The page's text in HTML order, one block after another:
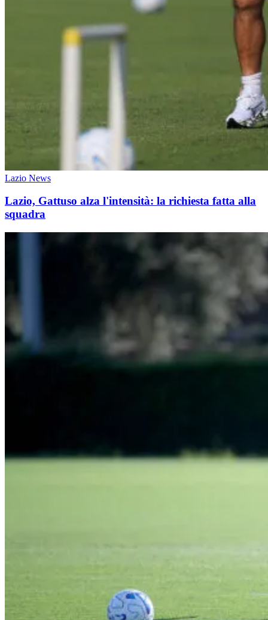
Lazio News
Lazio, Gattuso alza l'intensità: la richiesta fatta alla
squadra